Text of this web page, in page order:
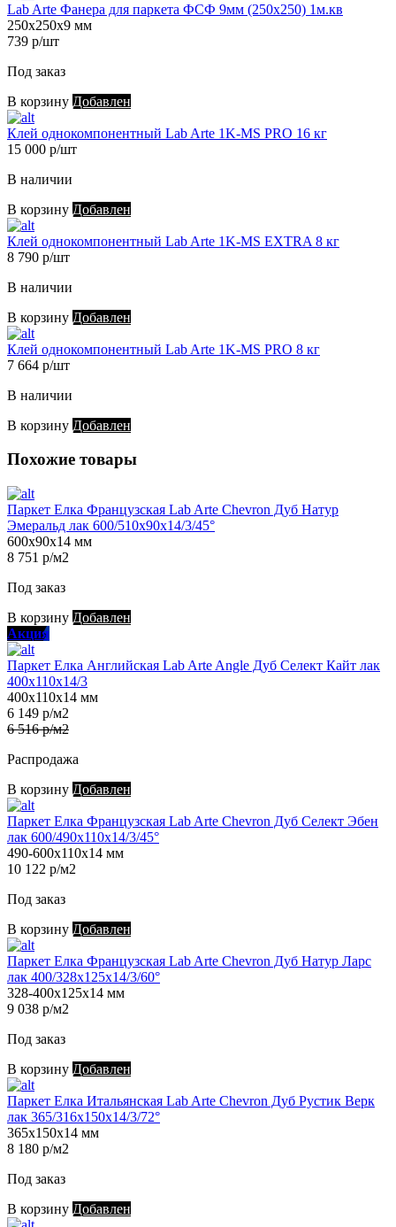
Lab Arte Фанера для паркета ФСФ 9мм (250х250) 1м.кв
250х250х9 мм
739 р/шт
Под заказ
В корзину Добавлен
Клей однокомпонентный Lab Arte 1K-MS PRO 16 кг
15 000 р/шт
В наличии
В корзину Добавлен
Клей однокомпонентный Lab Arte 1K-MS EXTRA 8 кг
8 790 р/шт
В наличии
В корзину Добавлен
Клей однокомпонентный Lab Arte 1K-MS PRO 8 кг
7 664 р/шт
В наличии
В корзину Добавлен
Похожие товары
Паркет Елка Французская Lab Arte Chevron Дуб Натур
Эмеральд лак 600/510х90х14/3/45°
600х90х14 мм
8 751 р/м2
Под заказ
В корзину Добавлен
Акция
Паркет Елка Английская Lab Arte Angle Дуб Селект Кайт лак
400х110х14/3
400х110х14 мм
6 149 р/м2
6 516 р/м2
Распродажа
В корзину Добавлен
Паркет Елка Французская Lab Arte Chevron Дуб Селект Эбен
лак 600/490х110х14/3/45°
490-600х110х14 мм
10 122 р/м2
Под заказ
В корзину Добавлен
Паркет Елка Французская Lab Arte Chevron Дуб Натур Ларс
лак 400/328х125х14/3/60°
328-400х125х14 мм
9 038 р/м2
Под заказ
В корзину Добавлен
Паркет Елка Итальянская Lab Arte Chevron Дуб Рустик Верк
лак 365/316х150х14/3/72°
365х150х14 мм
8 180 р/м2
Под заказ
В корзину Добавлен